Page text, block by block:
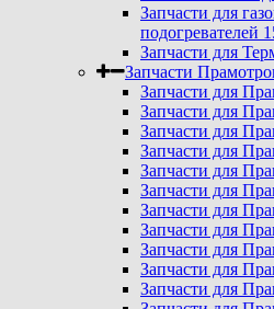
Запчасти для
подогревателей
Запчасти для
Запчасти
Запчасти для
Запчасти для
Запчасти для
Запчасти для
Запчасти для
Запчасти для
Запчасти для
Запчасти для
Запчасти для
Запчасти для
Запчасти для